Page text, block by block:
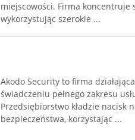
miejscowości. Firma
wykorzystując szerokie ...
Akodo Security to firma
świadczeniu pełnego zakresu
Przedsiębiorstwo kładzie nacisk
bezpieczeństwa, korzystając ...